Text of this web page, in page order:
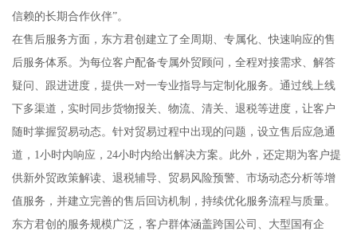
信赖的长期合作伙伴”。
在售后服务方面，东方君创建立了全周期、专属化、快速响应的售
后服务体系。为每位客户配备专属外贸顾问，全程对接需求、解答
疑问、跟进进度，提供一对一专业指导与定制化服务。通过线上线
下多渠道，实时同步货物报关、物流、清关、退税等进度，让客户
随时掌握贸易动态。针对贸易过程中出现的问题，设立售后应急通
道，1小时内响应，24小时内给出解决方案。此外，还定期为客户提
供新外贸政策解读、退税辅导、贸易风险预警、市场动态分析等增
值服务，并建立完善的售后回访机制，持续优化服务流程与质量。
东方君创的服务规模广泛，客户群体涵盖跨国公司、大型国有企